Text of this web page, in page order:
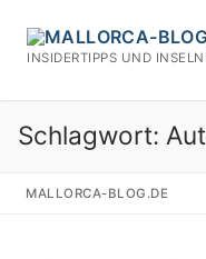
Inhalt
springen
INSIDERTIPPS UND
Schlagwort:
MALLORCA-BLOG.DE